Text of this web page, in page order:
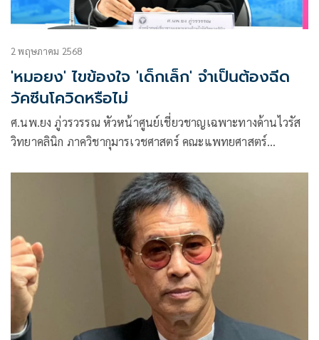
2 พฤษภาคม 2568
'หมอยง' ไขข้องใจ 'เด็กเล็ก' จำเป็นต้องฉีด
วัคซีนโควิดหรือไม่
ศ.นพ.ยง ภู่วรวรรณ หัวหน้าศูนย์เชี่ยวชาญเฉพาะทางด้านไวรัส
วิทยาคลินิก ภาควิชากุมารเวชศาสตร์ คณะแพทยศาสตร์